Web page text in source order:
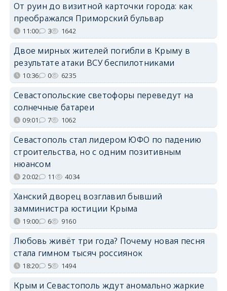
От руин до визитной карточки города: как
преображался Приморский бульвар
11:00 3 1642
Двое мирных жителей погибли в Крыму в
результате атаки ВСУ беспилотниками
10:36 0 6235
Севастопольские светофоры переведут на
солнечные батареи
09:01 7 1062
Севастополь стал лидером ЮФО по падению
строительства, но с одним позитивным
нюансом
20:02 11 4034
Ханский дворец возглавил бывший
замминистра юстиции Крыма
19:00 6 9160
Любовь живёт три года? Почему новая песня
стала гимном тысяч россиянок
18:20 5 1494
Крым и Севастополь ждут аномально жаркие